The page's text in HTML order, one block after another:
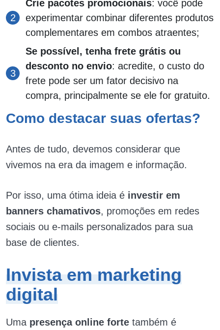
Crie pacotes promocionais: você pode
experimentar combinar diferentes produtos
complementares em combos atraentes;
Se possível, tenha frete grátis ou
desconto no envio: acredite, o custo do
frete pode ser um fator decisivo na
compra, principalmente se ele for gratuito.
Como destacar suas ofertas?
Antes de tudo, devemos considerar que
vivemos na era da imagem e informação.
Por isso, uma ótima ideia é investir em
banners chamativos, promoções em redes
sociais ou e-mails personalizados para sua
base de clientes.
Invista em marketing
digital
Uma presença online forte também é